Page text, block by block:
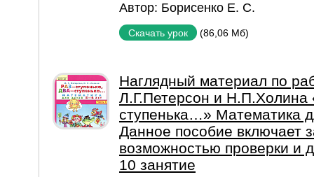
Автор: Борисенко Е. С.
Скачать урок (86,06 Мб)
Наглядный материал по
Л.Г.Петерсон и Н.П.Холина
ступенька…» Математика
Данное пособие включает
возможностью проверки и
10 занятие